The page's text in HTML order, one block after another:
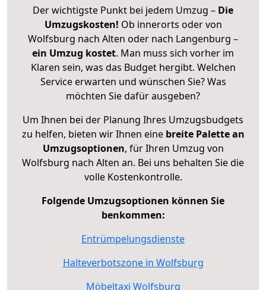
Der wichtigste Punkt bei jedem Umzug – Die
Umzugskosten! Ob innerorts oder von
Wolfsburg nach Alten oder nach Langenburg –
ein Umzug kostet. Man muss sich vorher im
Klaren sein, was das Budget hergibt. Welchen
Service erwarten und wünschen Sie? Was
möchten Sie dafür ausgeben?
Um Ihnen bei der Planung Ihres Umzugsbudgets
zu helfen, bieten wir Ihnen eine breite Palette an
Umzugsoptionen, für Ihren Umzug von
Wolfsburg nach Alten an. Bei uns behalten Sie die
volle Kostenkontrolle.
Folgende Umzugsoptionen können Sie
benkommen:
Entrümpelungsdienste
Halteverbotszone in Wolfsburg
Möbeltaxi Wolfsburg